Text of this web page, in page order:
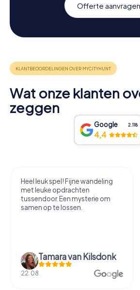
Offerte aanvragen
Wat onze klanten
zeggen
Google 2.118
4,4
Heel leuk spel! Fijne wandeling
met leuke opdrachten
tussendoor. Een mysterie om
samen op te lossen.
Tamara van Kilsdonk
22.08.